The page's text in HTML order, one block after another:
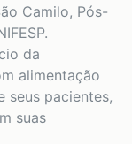
Camilo, Pós-
da
alimentação
seus pacientes,
suas